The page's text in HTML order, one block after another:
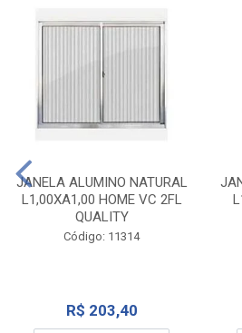
JANELA ALUMINO NATURAL
L1,00XA1,00 HOME VC 2FL
QUALITY
Código: 11314
R$ 203,40